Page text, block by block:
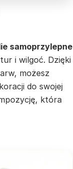
samoprzylepne
i wilgoć. Dzięki
możesz
do swojej
która